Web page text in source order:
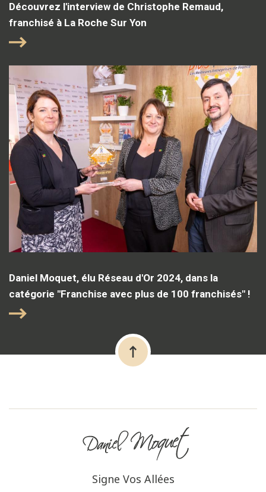
Découvrez l'interview de Christophe Remaud,
franchisé à La Roche Sur Yon
Daniel Moquet, élu Réseau d'Or 2024, dans la
catégorie "Franchise avec plus de 100 franchisés" !
Signe Vos Allées